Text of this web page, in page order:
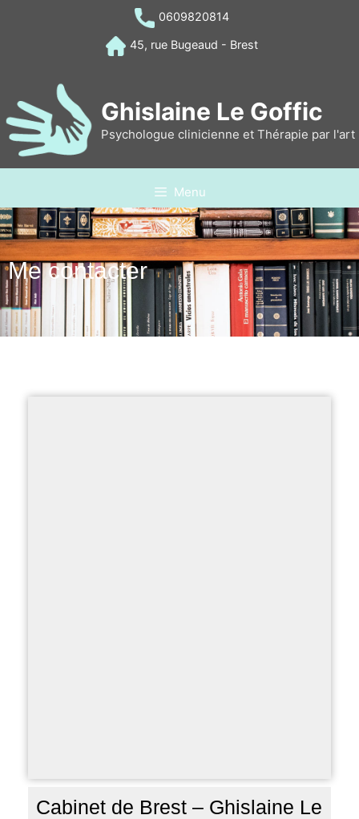
0609820814
45, rue Bugeaud - Brest
Ghislaine Le Goffic
Psychologue clinicienne et Thérapie par l'art
Menu
Me contacter
Cabinet de Brest – Ghislaine Le